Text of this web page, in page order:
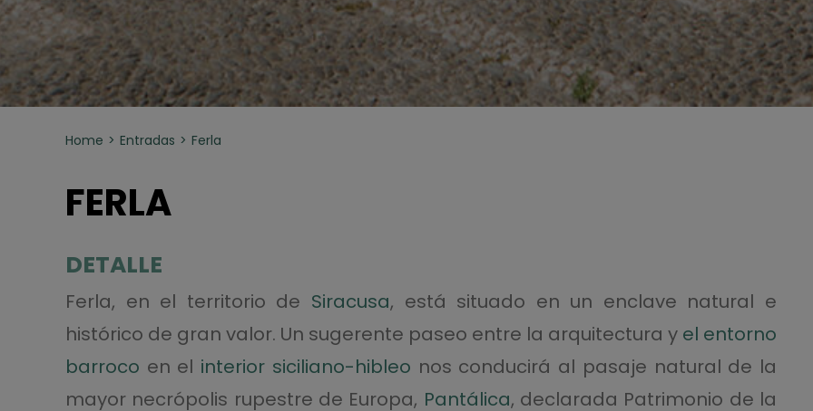
Home Entradas Ferla
FERLA
DETALLE
Ferla, en el territorio de Siracusa, está situado en un enclave natural e
histórico de gran valor. Un sugerente paseo entre la arquitectura y el entorno
barroco en el interior siciliano-hibleo nos conducirá al pasaje natural de la
mayor necrópolis rupestre de Europa, Pantálica, declarada Patrimonio de la